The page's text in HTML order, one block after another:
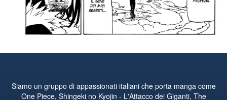
Siamo un gruppo di appassionati italiani che porta manga come
One Piece, Shingeki no Kyojin - L'Attacco dei Giganti, The